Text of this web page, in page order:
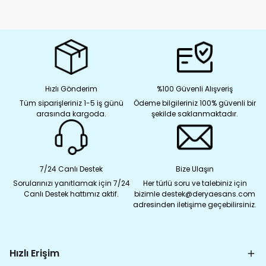
Hızlı Gönderim
Tüm siparişleriniz 1-5 iş günü
arasında kargoda.
%100 Güvenli Alışveriş
Ödeme bilgileriniz 100% güvenli bir
şekilde saklanmaktadır.
7/24 Canlı Destek
Sorularınızı yanıtlamak için 7/24
Canlı Destek hattımız aktif.
Bize Ulaşın
Her türlü soru ve talebiniz için
bizimle destek@deryaesans.com
adresinden iletişime geçebilirsiniz.
Hızlı Erişim